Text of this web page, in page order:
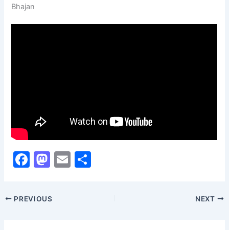
Bhajan
F
c
e
M
st
o
E
PREVIOUS NEXT